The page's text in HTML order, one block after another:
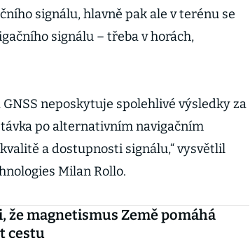
signálu, hlavně pak ale v terénu se
signálu – třeba v horách,
GNSS neposkytuje spolehlivé výsledky za
po alternativním navigačním
a dostupnosti signálu,“ vysvětlil
Milan Rollo.
že magnetismus Země pomáhá
cestu